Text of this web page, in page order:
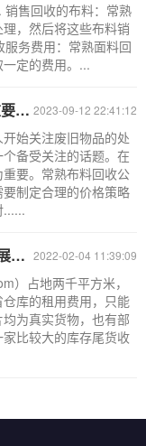
售回收的布料：常熟
，然后将这些布料销
务费用：常熟面料回
定的费用。...
2023-09-12 22:41:12
司
始关注废旧物品的处
备受关注的话题。在
要。常熟布料回收公
制定合理的价格策略
......
2022-02-04 11:39:09
）占地两千平方米，
库的租用费用，只能
为真实货物，也有部
比较大的库存尾货收